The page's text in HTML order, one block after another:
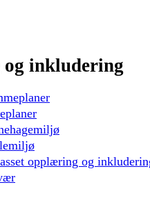
inkludering
opplæring og